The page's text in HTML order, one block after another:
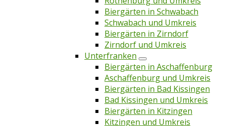
Biergärten in Schwabach
Schwabach und Umkreis
Biergärten in Zirndorf
Zirndorf und Umkreis
Unterfranken
Biergärten in Aschaffenburg
Aschaffenburg und Umkreis
Biergärten in Bad Kissingen
Bad Kissingen und Umkreis
Biergärten in Kitzingen
Kitzingen und Umkreis